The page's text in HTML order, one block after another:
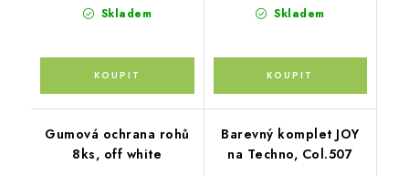
Skladem Skladem
Gumová ochrana rohů
8ks, off white
Barevný komplet JOY
na Techno, Col.507